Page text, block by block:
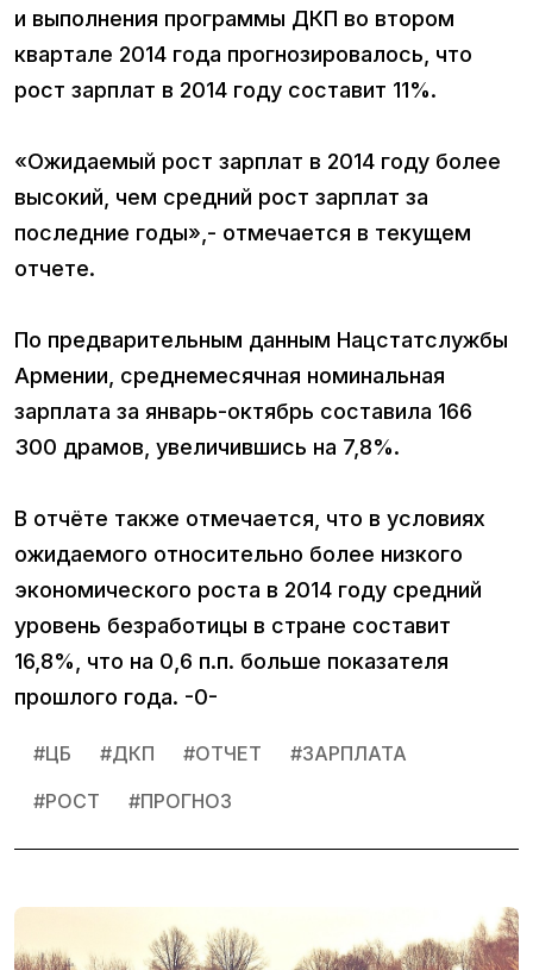
и выполнения программы ДКП во втором
квартале 2014 года прогнозировалось, что
рост зарплат в 2014 году составит 11%.
«Ожидаемый рост зарплат в 2014 году более
высокий, чем средний рост зарплат за
последние годы»,- отмечается в текущем
отчете.
По предварительным данным Нацстатслужбы
Армении, среднемесячная номинальная
зарплата за январь-октябрь составила 166
300 драмов, увеличившись на 7,8%.
В отчёте также отмечается, что в условиях
ожидаемого относительно более низкого
экономического роста в 2014 году средний
уровень безработицы в стране составит
16,8%, что на 0,6 п.п. больше показателя
прошлого года. -0-
#ЦБ #ДКП #ОТЧЕТ #ЗАРПЛАТА
#РОСТ #ПРОГНОЗ